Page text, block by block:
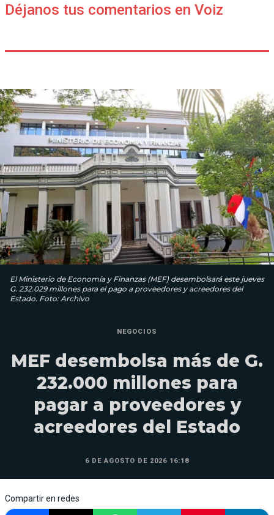
Déjanos tus comentarios en Voiz
El Ministerio de Economía y Finanzas (MEF) desembolsará este jueves
G. 232.029 millones para el pago a proveedores y acreedores del
Estado. Foto: Archivo
NEGOCIOS
MEF desembolsa más de G.
232.000 millones para
pagar a proveedores y
acreedores del Estado
6 DE AGOSTO DE 2026 16:18
Compartir en redes